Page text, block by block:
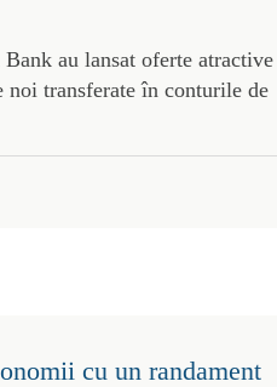
au lansat oferte atractive
transferate în conturile de
cu un randament